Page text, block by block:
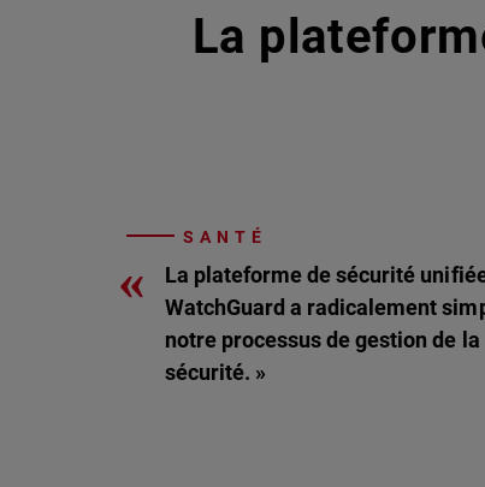
La
SANTÉ
«
La plateforme de sécurité
WatchGuard a radicalement
notre processus de gestion de la
sécurité. »